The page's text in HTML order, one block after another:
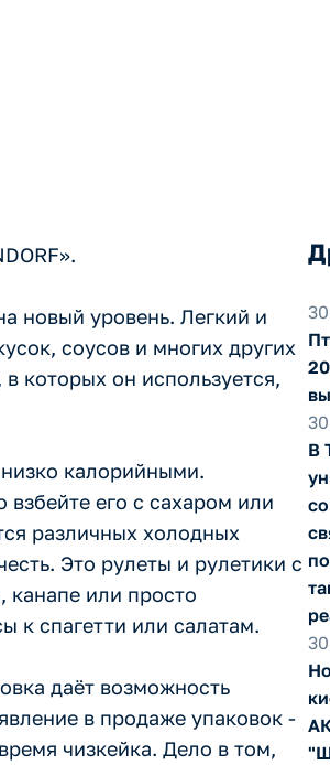
новый уровень. Легкий и
соусов и многих других
которых он используется,
калорийными.
его с сахаром или
различных холодных
Это рулеты и рулетики с
канапе или просто
к спагетти или салатам.
даёт возможность
в продаже упаковок -
чизкейка. Дело в том,
В